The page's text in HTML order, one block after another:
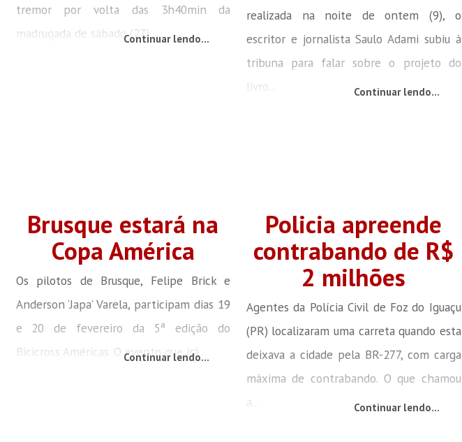
tremor por volta das 3h40min da
madrugada de sábado (27),...Continuar lendo...
realizada na noite de ontem (9), o
escritor e jornalista Saulo Adami subiu à
tribuna para falar sobre o projeto do
livro...
Continuar lendo...
Brusque estará na
Copa América
Os pilotos de Brusque, Felipe Brick e
Anderson ‘Japa’ Varela, participam dias 19
e 20 de fevereiro da 5ª edição do
Bicicross Américas. O evento que irá...
Continuar lendo...
Policia apreende
contrabando de R$
2 milhões
Agentes da Polícia Civil de Foz do Iguaçu
(PR) localizaram uma carreta quando esta
deixava a cidade pela BR-277, com carga
máxima de contrabando. O que chamou
a...
Continuar lendo...